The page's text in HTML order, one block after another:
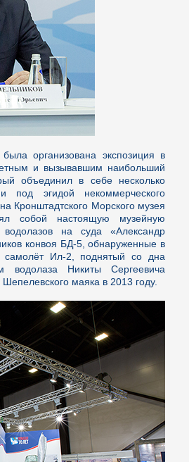
организована экспозиция в
и вызывавшим наибольший
объединил в себе несколько
под эгидой некоммерческого
Кронштадтского Морского музея
собой настоящую музейную
на суда «Александр
конвоя БД-5, обнаруженные в
Ил-2, поднятый со дна
Никиты Сергеевича
маяка в 2013 году.